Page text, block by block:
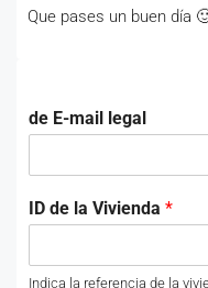
Que pases un buen día
de E-mail legal
ID de la Vivienda *
Indica la referencia de la